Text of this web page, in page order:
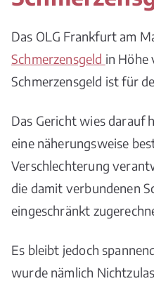
Das OLG Frankfurt am
Schmerzensgeld in Höhe
Schmerzensgeld ist für
Das Gericht wies darauf
eine näherungsweise
Verschlechterung
die damit verbundenen
eingeschränkt
Es bleibt jedoch
wurde nämlich